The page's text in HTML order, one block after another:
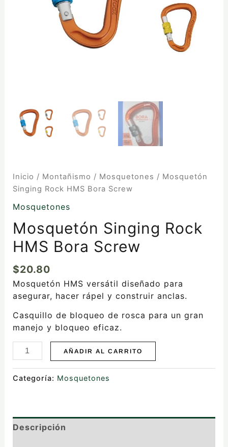
Inicio / Montañismo / Mosquetones / Mosquetón
Singing Rock HMS Bora Screw
Mosquetones
Mosquetón Singing Rock
HMS Bora Screw
$20.80
Mosquetón HMS versátil diseñado para
asegurar, hacer rápel y construir anclas.
Casquillo de bloqueo de rosca para un gran
manejo y bloqueo eficaz.
AÑADIR AL CARRITO
Categoría: Mosquetones
Descripción